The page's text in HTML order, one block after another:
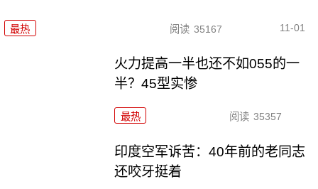
最热 阅读 35167 11-01
火力提高一半也还不如055的一
半？45型实惨
最热 阅读 35357
印度空军诉苦：40年前的老同志
还咬牙挺着